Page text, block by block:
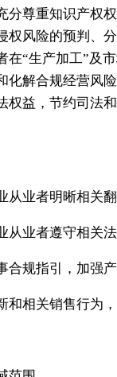
分尊重知识产权
权风险的预判、
在“生产加工”及
化解合规经营风
权益，节约司法
从业者明晰相关
从业者遵守相关
合规指引，加强
和相关销售行为